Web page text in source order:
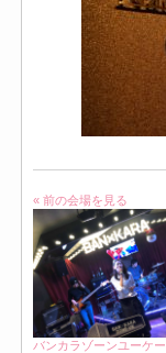
« 前の会場を見る
バンカラゾーンユーケー